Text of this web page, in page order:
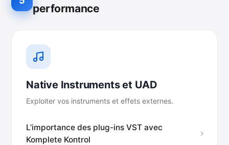
performance
Native Instruments et UAD
Exploiter vos instruments et effets externes.
L’importance des plug-ins VST avec
Komplete Kontrol